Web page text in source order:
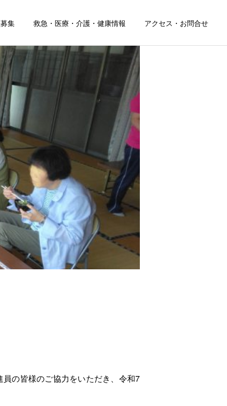
集 救急・医療・介護・健康情報 アクセス・お問合せ
詳細を見る
居宅介護支援事業所
(再開検討中)
の皆様のご協力をいただき、令和7